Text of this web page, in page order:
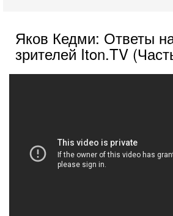
Яков Кедми: Ответы
зрителей Iton.TV